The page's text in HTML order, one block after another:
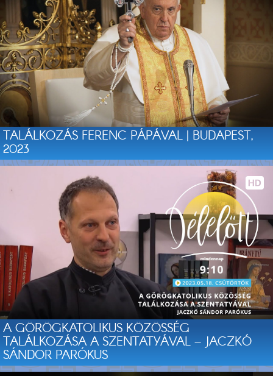
TALÁLKOZÁS FERENC PÁPÁVAL | BUDAPEST,
2023
A GÖRÖGKATOLIKUS KÖZÖSSÉG
TALÁLKOZÁSA A SZENTATYÁVAL – JACZKÓ
SÁNDOR PARÓKUS